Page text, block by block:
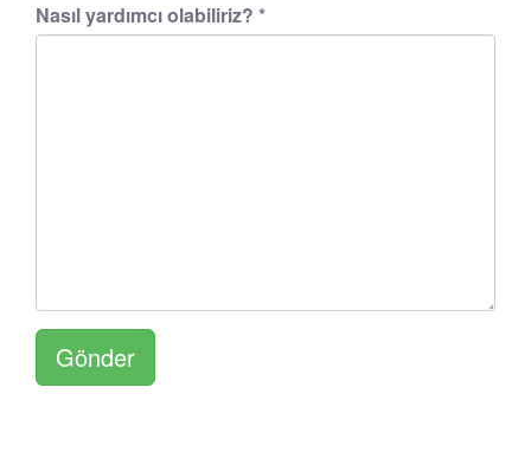
Nasıl yardımcı olabiliriz? *
Gönder